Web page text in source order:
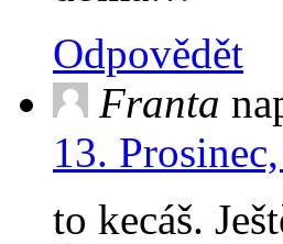
Odpovědět
Franta
13.
to kecáš.